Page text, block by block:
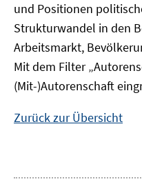
und Positionen
Strukturwandel in den
Arbeitsmarkt,
Mit dem Filter
(Mit-)Autorenschaft
Zurück zur Übersicht